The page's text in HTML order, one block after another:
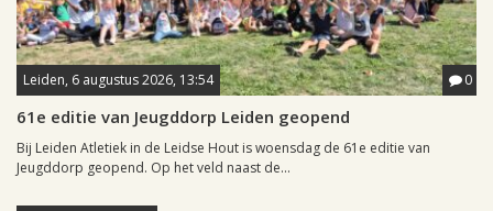
Leiden, 6 augustus 2026, 13:54 0
61e editie van Jeugddorp Leiden geopend
Bij Leiden Atletiek in de Leidse Hout is woensdag de 61e editie van
Jeugddorp geopend. Op het veld naast de...